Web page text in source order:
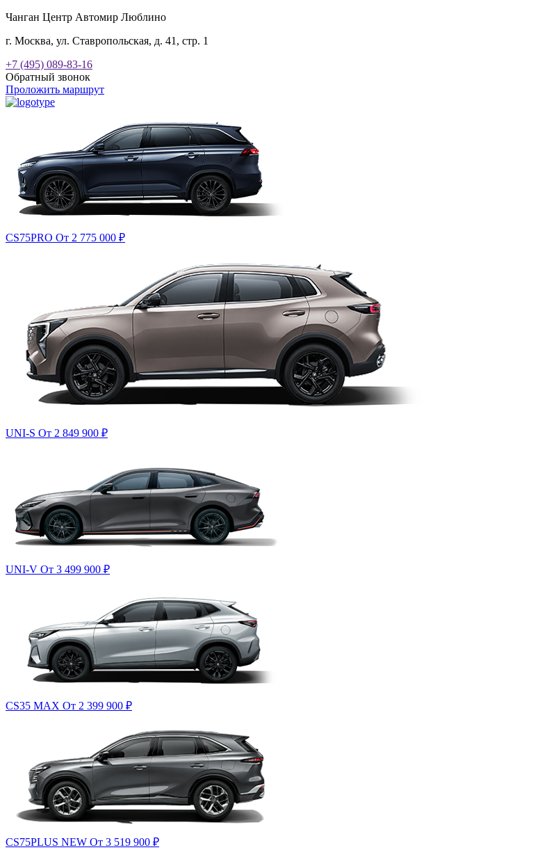
Чанган Центр Автомир Люблино
г. Москва, ул. Ставропольская, д. 41, стр. 1
+7 (495) 089-83-16
Обратный звонок
Проложить маршрут
CS75PRO От 2 775 000 ₽
UNI-S От 2 849 900 ₽
UNI-V От 3 499 900 ₽
CS35 MAX От 2 399 900 ₽
CS75PLUS NEW От 3 519 900 ₽